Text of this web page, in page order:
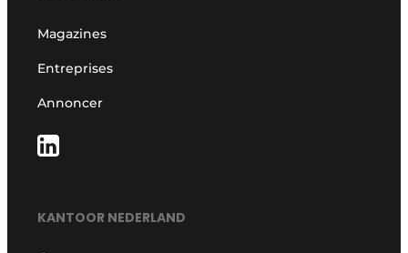
Magazines
Entreprises
Annoncer
KANTOOR NEDERLAND